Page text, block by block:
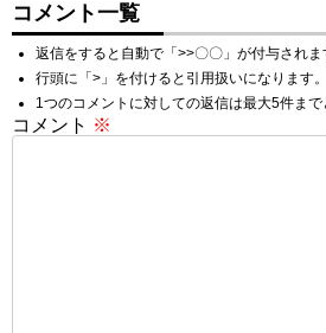
コメント一覧
返信をすると自動で「>>〇〇」が付与されま
行頭に「>」を付けると引用扱いになります。
1つのコメントに対しての返信は最大5件まで
コメント ※